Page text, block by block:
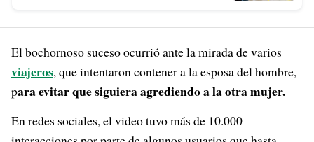
El bochornoso suceso ocurrió ante la mirada de varios
viajeros, que intentaron contener a la esposa del hombre,
para evitar que siguiera agrediendo a la otra mujer.
En redes sociales, el video tuvo más de 10.000